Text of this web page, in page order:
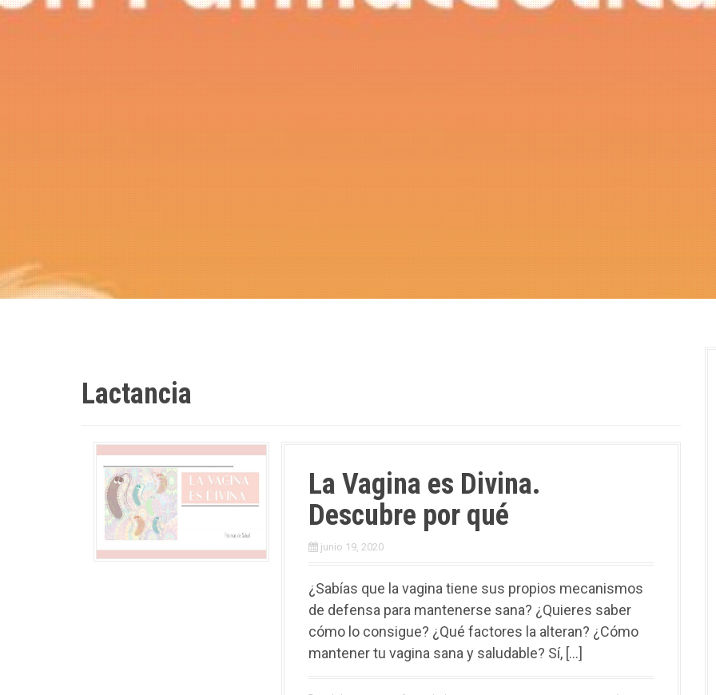
Lactancia
La Vagina es Divina.
Descubre por qué
junio 19, 2020
¿Sabías que la vagina tiene sus propios mecanismos
de defensa para mantenerse sana? ¿Quieres saber
cómo lo consigue? ¿Qué factores la alteran? ¿Cómo
mantener tu vagina sana y saludable? Sí, […]